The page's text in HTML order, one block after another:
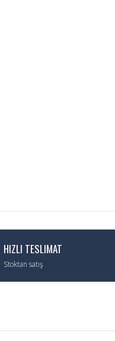
HIZLI TESLIMAT
Stoktan satış